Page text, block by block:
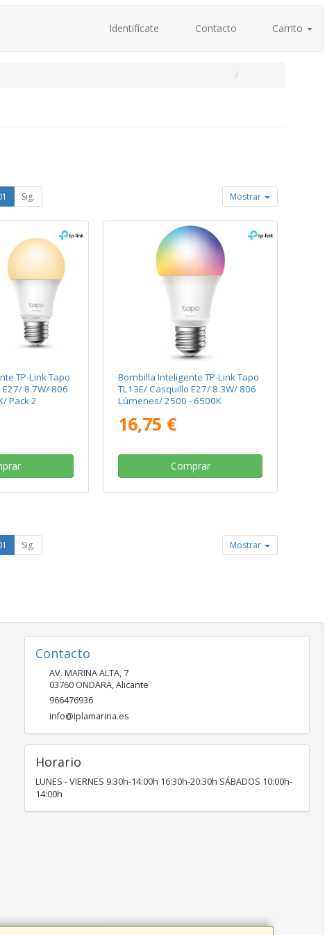
Identifícate Contacto Carrito
Sig. Mostrar
TP-Link Tapo
8.7W/ 806
Pack 2
Bombilla Inteligente TP-Link Tapo
TL13E/ Casquillo E27/ 8.3W/ 806
Lúmenes/ 2500 - 6500K
16,75 €
Comprar
Sig. Mostrar
Contacto
AV. MARINA ALTA, 7
03760 ONDARA,Alicante
966476936
info@iplamarina.es
Horario
LUNES - VIERNES 9:30h-14:00h 16:30h-20:30h SÁBADOS 10:00h-
14:00h